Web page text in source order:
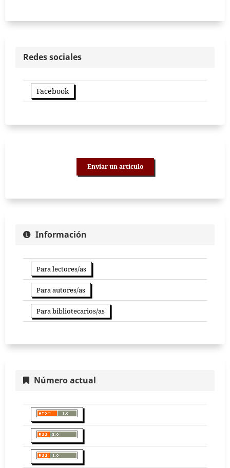
Redes sociales
Facebook
Enviar un artículo
Información
Para lectores/as
Para autores/as
Para bibliotecarios/as
Número actual